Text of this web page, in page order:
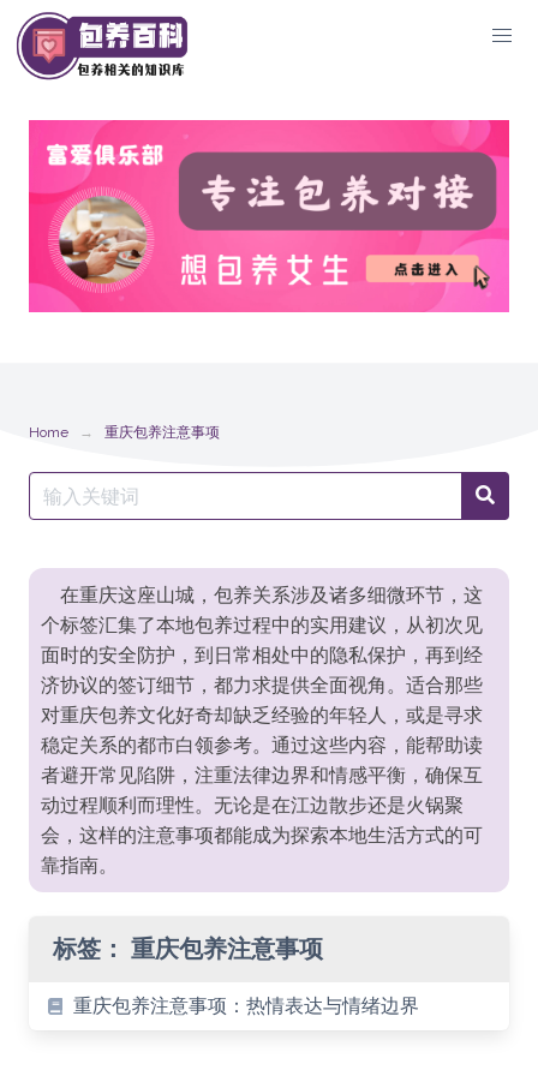
Skip
to
content
Home 重庆包养注意事项
Search
for:
在重庆这座山城，包养关系涉及诸多细微环节，这
个标签汇集了本地包养过程中的实用建议，从初次见
面时的安全防护，到日常相处中的隐私保护，再到经
济协议的签订细节，都力求提供全面视角。适合那些
对重庆包养文化好奇却缺乏经验的年轻人，或是寻求
稳定关系的都市白领参考。通过这些内容，能帮助读
者避开常见陷阱，注重法律边界和情感平衡，确保互
动过程顺利而理性。无论是在江边散步还是火锅聚
会，这样的注意事项都能成为探索本地生活方式的可
靠指南。
标签： 重庆包养注意事项
重庆包养注意事项：热情表达与情绪边界